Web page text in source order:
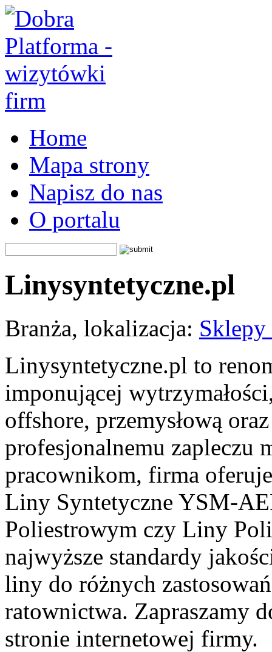
Home
Mapa strony
Napisz do nas
O portalu
Linysyntetyczne.pl
Branża, lokalizacja:
Linysyntetyczne.pl to
imponującej
offshore, przemysłową
profesjonalnemu zapleczu
pracownikom, firma
Liny Syntetyczne YSM-
Poliestrowym czy Liny
najwyższe standardy
liny do różnych
ratownictwa. Zapraszamy
stronie internetowej firmy.